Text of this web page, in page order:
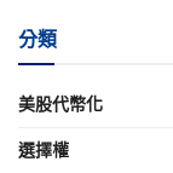
分類
美股代幣化
選擇權